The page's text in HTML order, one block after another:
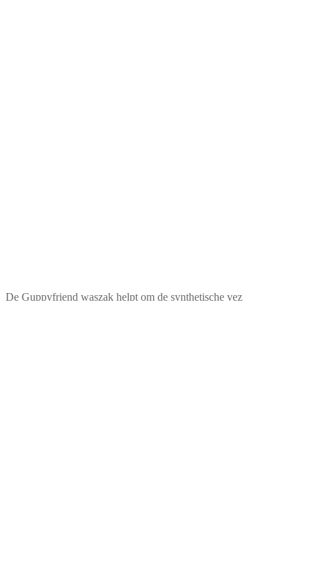
De Guppyfriend waszak helpt om de synthetische vez